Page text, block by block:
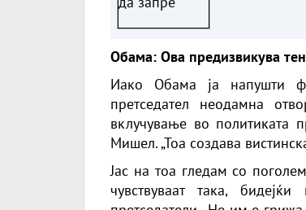
Обама: Ова предизвикува
Иако Обама ја напушти
претседател неодамна
вклучување во политиката
Мишел. „Тоа создава
Јас на тоа гледам со
чувствуваат така,